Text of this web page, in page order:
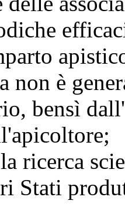
non è
bensì
ricerca
Stati